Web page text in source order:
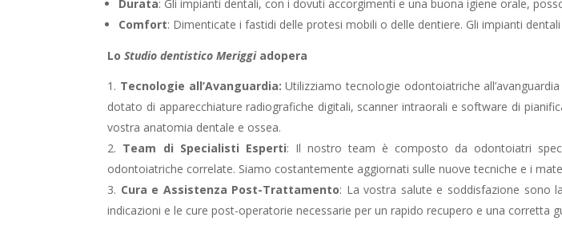
Durata: Gli impianti dentali, con i dovuti accorgimenti e una buona igiene orale,
Comfort: Dimenticate i fastidi delle protesi mobili o delle dentiere. Gli impianti
LoStudio dentistico Meriggiadopera
Tecnologie all’Avanguardia:Utilizziamo tecnologie odontoiatriche
dotato di apparecchiature radiografiche digitali, scanner intraorali e software di
vostra anatomia dentale e ossea.
Team di Specialisti Esperti: Il nostro team è composto da odontoiatri
odontoiatriche correlate. Siamo costantemente aggiornati sulle nuove tecniche e i
Cura e Assistenza Post-Trattamento: La vostra salute e soddisfazione sono
indicazioni e le cure post-operatorie necessarie per un rapido recupero e una corretta